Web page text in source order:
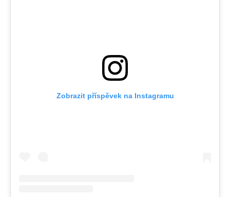
Zobrazit příspěvek na Instagramu